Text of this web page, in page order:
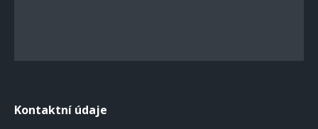
Kontaktní údaje